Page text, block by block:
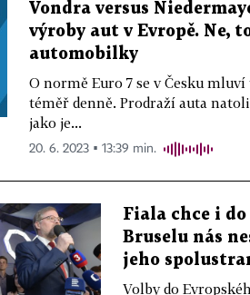
Vondra versus
výroby aut v Evropě. Ne,
automobilky
O normě Euro 7 se v Česku
téměř denně. Prodraží auta
jako je...
20. 6. 2023 ▪ 13:39 min.
Fiala chce i
Bruselu nás
jeho
Volby do